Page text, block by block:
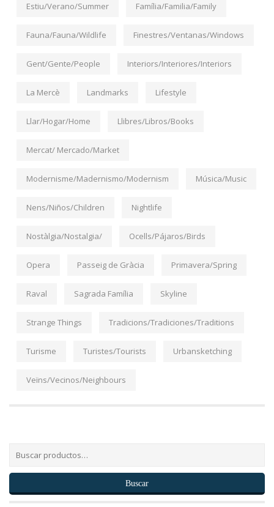
Estiu/Verano/Summer Família/Familia/Family
Fauna/Fauna/Wildlife Finestres/Ventanas/Windows
Gent/Gente/People Interiors/Interiores/Interiors
La Mercè Landmarks Lifestyle
Llar/Hogar/Home Llibres/Libros/Books
Mercat/ Mercado/Market
Modernisme/Madernismo/Modernism Música/Music
Nens/Niños/Children Nightlife
Nostàlgia/Nostalgia/ Ocells/Pájaros/Birds
Opera Passeig de Gràcia Primavera/Spring
Raval Sagrada Família Skyline
Strange Things Tradicions/Tradiciones/Traditions
Turisme Turistes/Tourists Urbansketching
Veïns/Vecinos/Neighbours
Buscar